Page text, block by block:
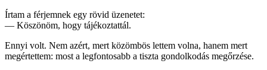
Írtam a férjemnek egy rövid üzenetet:
— Köszönöm, hogy tájékoztattál.
Ennyi volt. Nem azért, mert közömbös lettem volna, hanem mert
megértettem: most a legfontosabb a tiszta gondolkodás megőrzése.